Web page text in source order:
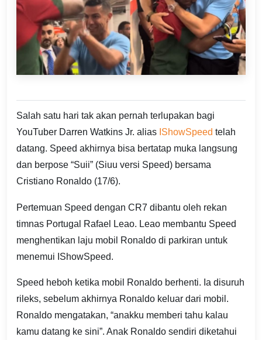
Salah satu hari tak akan pernah terlupakan bagi
YouTuber Darren Watkins Jr. alias IShowSpeed telah
datang. Speed akhirnya bisa bertatap muka langsung
dan berpose “Suii” (Siuu versi Speed) bersama
Cristiano Ronaldo (17/6).
Pertemuan Speed dengan CR7 dibantu oleh rekan
timnas Portugal Rafael Leao. Leao membantu Speed
menghentikan laju mobil Ronaldo di parkiran untuk
menemui IShowSpeed.
Speed heboh ketika mobil Ronaldo berhenti. Ia disuruh
rileks, sebelum akhirnya Ronaldo keluar dari mobil.
Ronaldo mengatakan, “anakku memberi tahu kalau
kamu datang ke sini”. Anak Ronaldo sendiri diketahui